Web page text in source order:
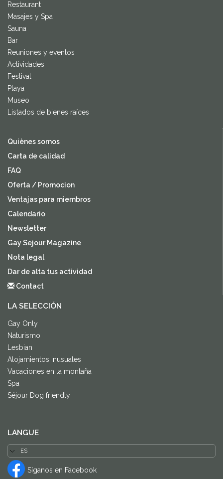
Restaurant
Masajes y Spa
Sauna
Bar
Reuniones y eventos
Actividades
Festival
Playa
Museo
Listados de bienes raíces
Quiènes somos
Carta de calidad
FAQ
Oferta / Promocion
Ventajas para miembros
Calendario
Newsletter
Gay Sejour Magazine
Nota legal
Dar de alta tus actividad
Contact
LA SELECCIÓN
Gay Only
Naturismo
Lesbian
Alojamientos inusuales
Vacaciones en la montaña
Spa
Séjour Dog friendly
LANGUE
Síganos en Facebook